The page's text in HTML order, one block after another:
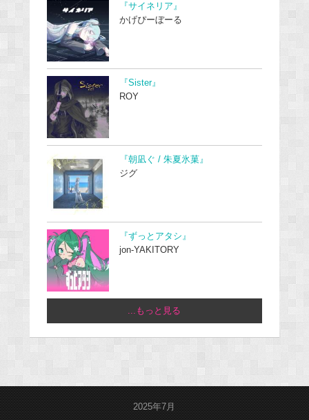
『サイネリア』
かげぴーぼーる
『Sister』
ROY
『朝凪ぐ / 朱夏氷菓』
ジグ
『ずっとアタシ』
jon-YAKITORY
...もっと見る
2025年7月